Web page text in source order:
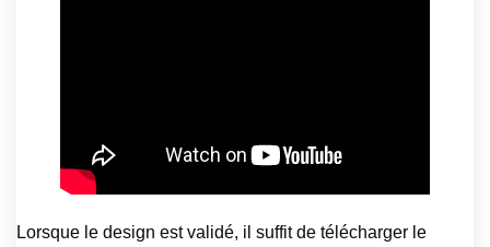
Lorsque le design est validé, il suffit de télécharger le